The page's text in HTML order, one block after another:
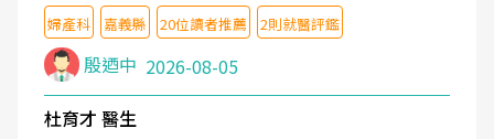
婦產科 嘉義縣 20位讀者推薦 2則就醫評鑑
殷迺中 2026-08-05
杜育才 醫生